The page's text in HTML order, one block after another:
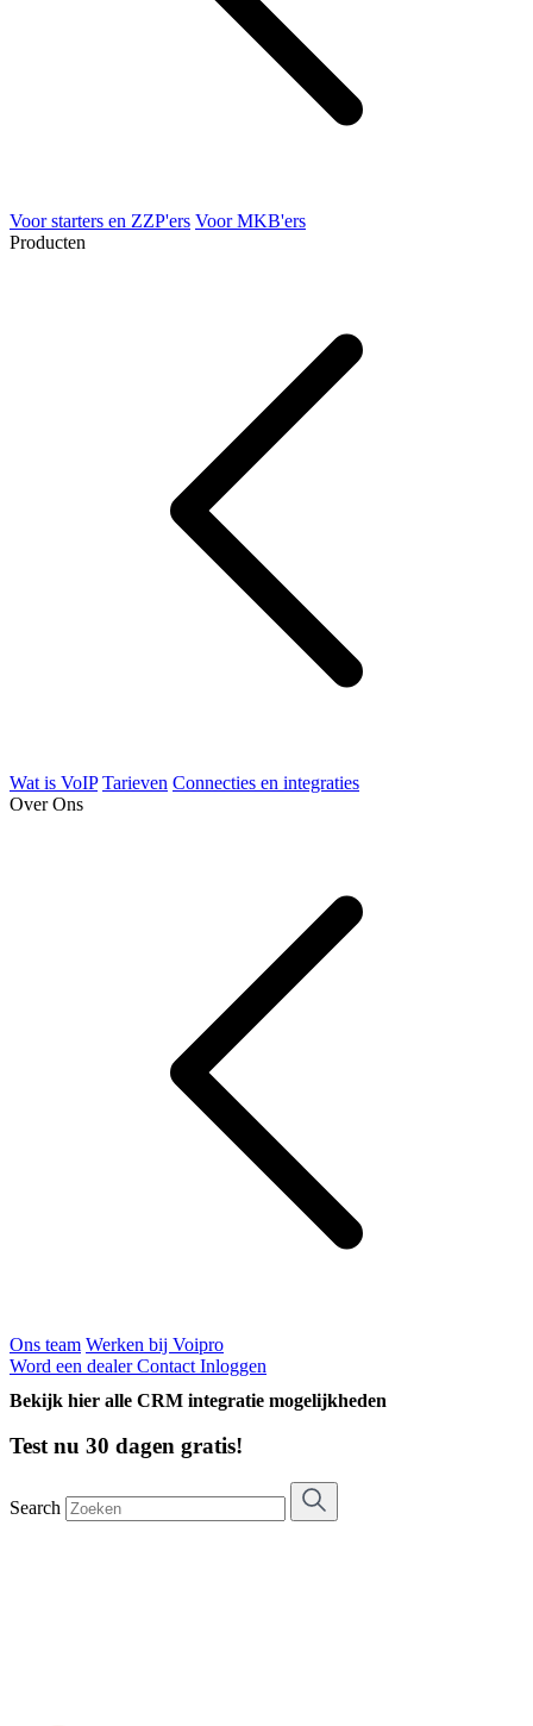
Voor starters en ZZP'ers Voor MKB'ers
Producten
Wat is VoIP Tarieven Connecties en integraties
Over Ons
Ons team Werken bij Voipro
Word een dealerContact Inloggen
Bekijk hier alle CRM integratie mogelijkheden
Test nu 30 dagen gratis!
Search